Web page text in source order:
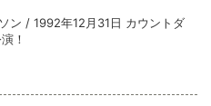
リスボン公演 FHD 完全収録！
ROCK AM RING 公演 FHD 完
2024.6.9
ン / 1992年12月31日 カウントダ
！